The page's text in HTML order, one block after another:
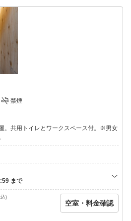
（20時以降スタッフ不在となりま
インをお済ませください。）
時間が短いためご注意ください。
禁煙
。共用トイレとワークスペース付。※男女
)
空室・料金確認